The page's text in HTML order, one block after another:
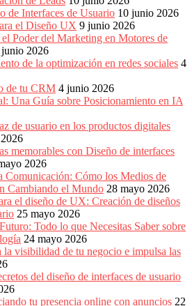
de Interfaces de Usuario 10 junio 2026
el Diseño UX 9 junio 2026
Poder del Marketing en Motores de
2026
de la optimización en redes sociales 4
de tu CRM 4 junio 2026
Una Guía sobre Posicionamiento en IA
de usuario en los productos digitales
memorables con Diseño de interfaces
2026
Comunicación: Cómo los Medios de
Cambiando el Mundo 28 mayo 2026
el diseño de UX: Creación de diseños
25 mayo 2026
Todo lo que Necesitas Saber sobre
24 mayo 2026
la visibilidad de tu negocio e impulsa las
del diseño de interfaces de usuario
tu presencia online con anuncios 22